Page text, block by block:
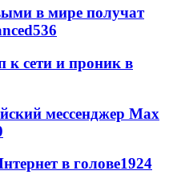
в мире получат
536
к сети и проник в
мессенджер Мах
в голове1924